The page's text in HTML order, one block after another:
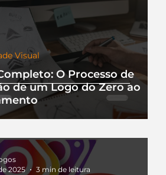
O Processo de
de um Logo do Zero ao
Visual
2025
3 min de leitura